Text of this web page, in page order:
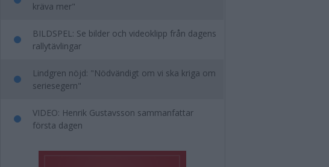
kräva mer"
BILDSPEL: Se bilder och videoklipp från dagens
rallytävlingar
Lindgren nöjd: "Nödvändigt om vi ska kriga om
seriesegern"
VIDEO: Henrik Gustavsson sammanfattar
första dagen